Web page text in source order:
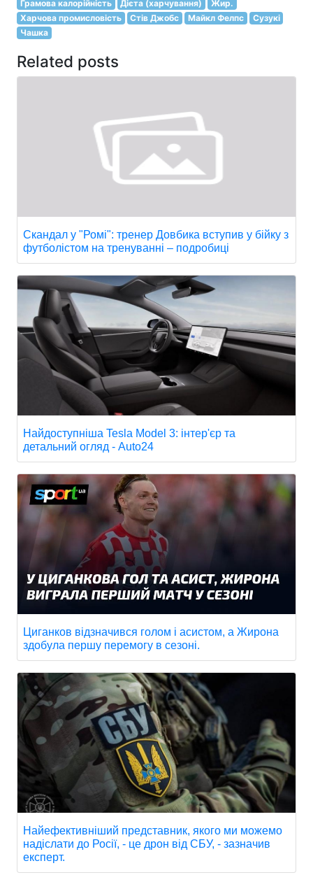
Грамова калорійність Дієта (харчування)
Жир.
Харчова промисловість
Стів Джобс Майкл Фелпс
Сузукі
Чашка
Related posts
Скандал у "Ромі": тренер Довбика вступив у бійку з
футболістом на тренуванні – подробиці
Найдоступніша Tesla Model 3: інтер'єр та
детальний огляд - Auto24
Циганков відзначився голом і асистом, а Жирона
здобула першу перемогу в сезоні.
Найефективніший представник, якого ми можемо
надіслати до Росії, - це дрон від СБУ, - зазначив
експерт.